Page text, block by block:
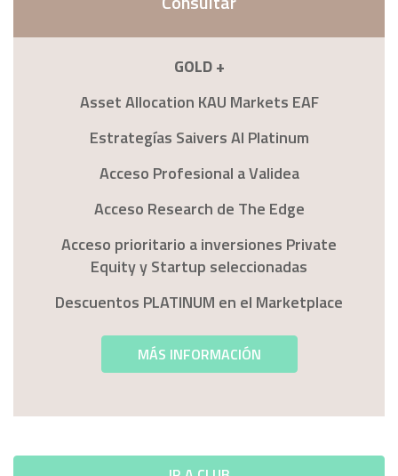
GOLD +
Asset Allocation KAU Markets EAF
Estrategías Saivers AI Platinum
Acceso Profesional a Validea
Acceso Research de The Edge
Acceso prioritario a inversiones Private
Equity y Startup seleccionadas
Descuentos PLATINUM en el Marketplace
MÁS INFORMACIÓN